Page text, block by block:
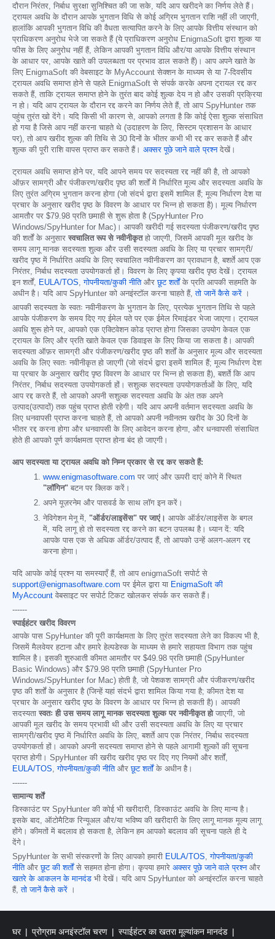
दौरान निरंतर, निर्बाध सुरक्षा सुनिश्चित की जा सके, यदि आप खरीदने का निर्णय लेते हैं।
ट्रायल अवधि के दौरान आपके भुगतान विधि से कोई अग्रिम भुगतान राशि नहीं ली जाएगी,
हालांकि आपकी भुगतान विधि की वैधता सत्यापित करने के लिए आपके वित्तीय संस्थान को
प्राधिकरण अनुरोध भेजे जा सकते हैं (ये प्राधिकरण अनुरोध EnigmaSoft द्वारा शुल्क या
फीस के लिए अनुरोध नहीं हैं, लेकिन आपकी भुगतान विधि और/या आपके वित्तीय संस्थान
के आधार पर, आपके खाते की उपलब्धता पर प्रभाव डाल सकते हैं)। आप अपने खाते के
लिए EnigmaSoft की वेबसाइट के MyAccount सेक्शन के माध्यम से या 7-दिवसीय
ट्रायल अवधि समाप्त होने से पहले EnigmaSoft से संपर्क करके अपना ट्रायल रद्द कर
सकते हैं, ताकि ट्रायल समाप्त होने के तुरंत बाद कोई शुल्क देय न हो और उसकी प्रक्रिया
न हो। यदि आप ट्रायल के दौरान रद्द करने का निर्णय लेते हैं, तो आप SpyHunter तक
पहुंच तुरंत खो देंगे। यदि किसी भी कारण से, आपको लगता है कि कोई ऐसा शुल्क संसाधित
हो गया है जिसे आप नहीं करना चाहते थे (उदाहरण के लिए, सिस्टम प्रशासन के आधार
पर), तो आप खरीद शुल्क की तिथि से 30 दिनों के भीतर कभी भी रद्द कर सकते हैं और
शुल्क की पूरी राशि वापस प्राप्त कर सकते हैं। अक्सर पूछे जाने वाले प्रश्नदेखें।
ट्रायल अवधि समाप्त होने पर, यदि आपने समय पर सदस्यता रद्द नहीं की है, तो आपको
ऑफ़र सामग्री और पंजीकरण/खरीद पृष्ठ की शर्तों में निर्धारित मूल्य और सदस्यता अवधि के
लिए तुरंत अग्रिम भुगतान करना होगा (जो संदर्भ द्वारा इसमें शामिल हैं; मूल्य निर्धारण देश या
प्रचार के अनुसार खरीद पृष्ठ के विवरण के आधार पर भिन्न हो सकता है)। मूल्य निर्धारण
आमतौर पर $79.98 प्रति छमाही से शुरू होता है (SpyHunter Pro
Windows/SpyHunter for Mac)। आपकी खरीदी गई सदस्यता पंजीकरण/खरीद पृष्ठ
की शर्तों के अनुसार स्वचालित रूप से नवीनीकृतहो जाएगी, जिसमें आपकी मूल खरीद के
समय लागू मानक सदस्यता शुल्क और उसी सदस्यता अवधि के लिए या प्रचार सामग्री/
खरीद पृष्ठ में निर्धारित अवधि के लिए स्वचालित नवीनीकरण का प्रावधान है, बशर्ते आप एक
निरंतर, निर्बाध सदस्यता उपयोगकर्ता हों। विवरण के लिए कृपया खरीद पृष्ठ देखें। ट्रायल
इन शर्तों, EULA/TOS,गोपनीयता/कुकी नीतिऔरछूट शर्तोंके प्रति आपकी सहमति के
अधीन है। यदि आप SpyHunter को अनइंस्टॉल करना चाहते हैं,तो जानें कैसे करें ।
आपकी सदस्यता के स्वतः नवीनीकरण के भुगतान के लिए, प्रत्येक भुगतान तिथि से पहले
आपके पंजीकरण के समय दिए गए ईमेल पते पर एक ईमेल रिमाइंडर भेजा जाएगा। ट्रायल
अवधि शुरू होने पर, आपको एक एक्टिवेशन कोड प्राप्त होगा जिसका उपयोग केवल एक
ट्रायल के लिए और प्रति खाते केवल एक डिवाइस के लिए किया जा सकता है। आपकी
सदस्यता ऑफ़र सामग्री और पंजीकरण/खरीद पृष्ठ की शर्तों के अनुसार मूल्य और सदस्यता
अवधि के लिए स्वतः नवीनीकृत हो जाएगी (जो संदर्भ द्वारा इसमें शामिल हैं; मूल्य निर्धारण देश
या प्रचार के अनुसार खरीद पृष्ठ विवरण के आधार पर भिन्न हो सकता है), बशर्ते कि आप
निरंतर, निर्बाध सदस्यता उपयोगकर्ता हों। सशुल्क सदस्यता उपयोगकर्ताओं के लिए, यदि
आप रद्द करते हैं, तो आपको अपनी सशुल्क सदस्यता अवधि के अंत तक अपने
उत्पाद(उत्पादों) तक पहुंच प्राप्त होती रहेगी। यदि आप अपनी वर्तमान सदस्यता अवधि के
लिए धनवापसी प्राप्त करना चाहते हैं, तो आपको अपनी नवीनतम खरीद के 30 दिनों के
भीतर रद्द करना होगा और धनवापसी के लिए आवेदन करना होगा, और धनवापसी संसाधित
होते ही आपको पूर्ण कार्यक्षमता प्राप्त होना बंद हो जाएगी।
आप सदस्यता या ट्रायल अवधि को निम्न प्रकार से रद्द कर सकते हैं:
www.enigmasoftware.com पर जाएं और ऊपरी दाएं कोने में स्थित
"लॉगिन" बटन पर क्लिक करें।
अपने यूज़रनेम और पासवर्ड के साथ लॉग इन करें।
नेविगेशन मेनू में, "ऑर्डर/लाइसेंस" पर जाएं। आपके ऑर्डर/लाइसेंस के बगल
में, यदि लागू हो तो सदस्यता रद्द करने का बटन उपलब्ध है। ध्यान दें: यदि
आपके पास एक से अधिक ऑर्डर/उत्पाद हैं, तो आपको उन्हें अलग-अलग रद्द
करना होगा।
यदि आपके कोई प्रश्न या समस्याएँ हैं, तो आप enigmaSoft सपोर्ट से
support@enigmasoftware.com पर ईमेल द्वारा या EnigmaSoft की
MyAccount वेबसाइट पर सपोर्ट टिकट खोलकर संपर्क कर सकते हैं।
------
स्पाईहंटर खरीद विवरण
आपके पास SpyHunter की पूरी कार्यक्षमता के लिए तुरंत सदस्यता लेने का विकल्प भी है,
जिसमें मैलवेयर हटाना और हमारे हेल्पडेस्क के माध्यम से हमारे सहायता विभाग तक पहुंच
शामिल है। इसकी शुरुआती कीमत आमतौर पर $49.98 प्रति छमाही (SpyHunter
Basic Windows) और $79.98 प्रति छमाही (SpyHunter Pro
Windows/SpyHunter for Mac) होती है, जो पेशकश सामग्री और पंजीकरण/खरीद
पृष्ठ की शर्तों के अनुसार है (जिन्हें यहां संदर्भ द्वारा शामिल किया गया है; कीमत देश या
प्रचार के अनुसार खरीद पृष्ठ के विवरण के आधार पर भिन्न हो सकती है)। आपकी
सदस्यता स्वतः ही उस समय लागू मानक सदस्यता शुल्क पर नवीनीकृत होजाएगी, जो
आपकी मूल खरीद के समय प्रभावी थी और उसी सदस्यता अवधि के लिए या प्रचार
सामग्री/खरीद पृष्ठ में निर्धारित अवधि के लिए, बशर्ते आप एक निरंतर, निर्बाध सदस्यता
उपयोगकर्ता हों। आपको अपनी सदस्यता समाप्त होने से पहले आगामी शुल्कों की सूचना
प्राप्त होगी। SpyHunter की खरीद खरीद पृष्ठ पर दिए गए नियमों और शर्तों,
EULA/TOS ,गोपनीयता/कुकी नीतिऔरछूट शर्तोंके अधीन है।
------
सामान्य शर्तें
डिस्काउंट पर SpyHunter की कोई भी खरीदारी, डिस्काउंट अवधि के लिए मान्य है।
इसके बाद, ऑटोमैटिक रिन्यूअल और/या भविष्य की खरीदारी के लिए लागू मानक मूल्य लागू
होंगे। कीमतों में बदलाव हो सकता है, लेकिन हम आपको बदलाव की सूचना पहले ही दे
देंगे।
SpyHunter के सभी संस्करणों के लिए आपको हमारी EULA/TOS ,गोपनीयता/कुकी
नीतिऔरछूट की शर्तोंसे सहमत होना होगा। कृपया हमारे अक्सर पूछे जाने वाले प्रश्नऔर
खतरे के आकलन के मानदंड भी देखें। यदि आप SpyHunter को अनइंस्टॉल करना चाहते
हैं,तो जानें कैसे करें ।
घर प्रोग्राम अनइंस्टॉल चरण स्पाईहंटर का खतरा मूल्यांकन मानदंड